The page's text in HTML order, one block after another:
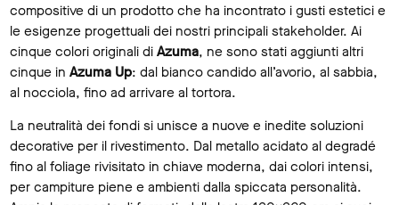
compositive di un prodotto che ha incontrato i gusti estetici e
le esigenze progettuali dei nostri principali stakeholder. Ai
cinque colori originali di Azuma, ne sono stati aggiunti altri
cinque in Azuma Up: dal bianco candido all’avorio, al sabbia,
al nocciola, fino ad arrivare al tortora.
La neutralità dei fondi si unisce a nuove e inedite soluzioni
decorative per il rivestimento. Dal metallo acidato al degradé
fino al foliage rivisitato in chiave moderna, dai colori intensi,
per campiture piene e ambienti dalla spiccata personalità.